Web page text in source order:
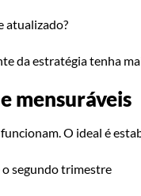
atualizado?
da estratégia tenha
mensuráveis
O ideal é
segundo trimestre